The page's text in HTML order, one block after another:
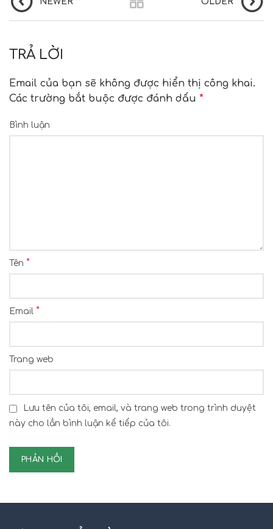
TRẢ LỜI
Email của bạn sẽ không được hiển thị công khai.
Các trường bắt buộc được đánh dấu *
Bình luận
Tên *
Email *
Trang web
Lưu tên của tôi, email, và trang web trong trình duyệt
này cho lần bình luận kế tiếp của tôi.